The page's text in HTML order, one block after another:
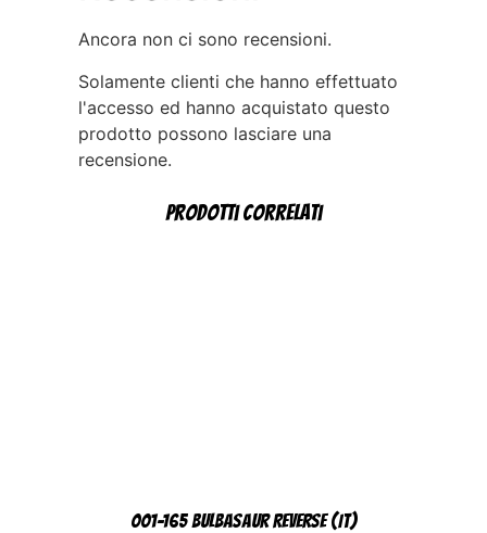
Ancora non ci sono recensioni.
Solamente clienti che hanno effettuato
l'accesso ed hanno acquistato questo
prodotto possono lasciare una
recensione.
Prodotti correlati
001-165 Bulbasaur Reverse (IT)